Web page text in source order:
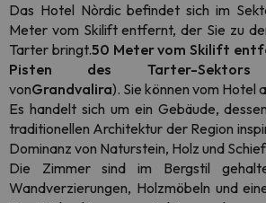
Das Hotel Nòrdic befindet sich im
Meter vom Skilift entfernt, der Sie zu
Tarter bringt.50 Meter vom Skilift
Pisten des Tarter-
vonGrandvalira). Sie können vom Hotel
Es handelt sich um ein Gebäude,
traditionellen Architektur der Region
Dominanz von Naturstein, Holz und
Die Zimmer sind im Bergstil
Wandverzierungen, Holzmöbeln und